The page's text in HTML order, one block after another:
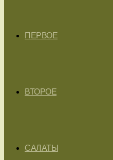
ПЕРВОЕ
ВТОРОЕ
САЛАТЫ